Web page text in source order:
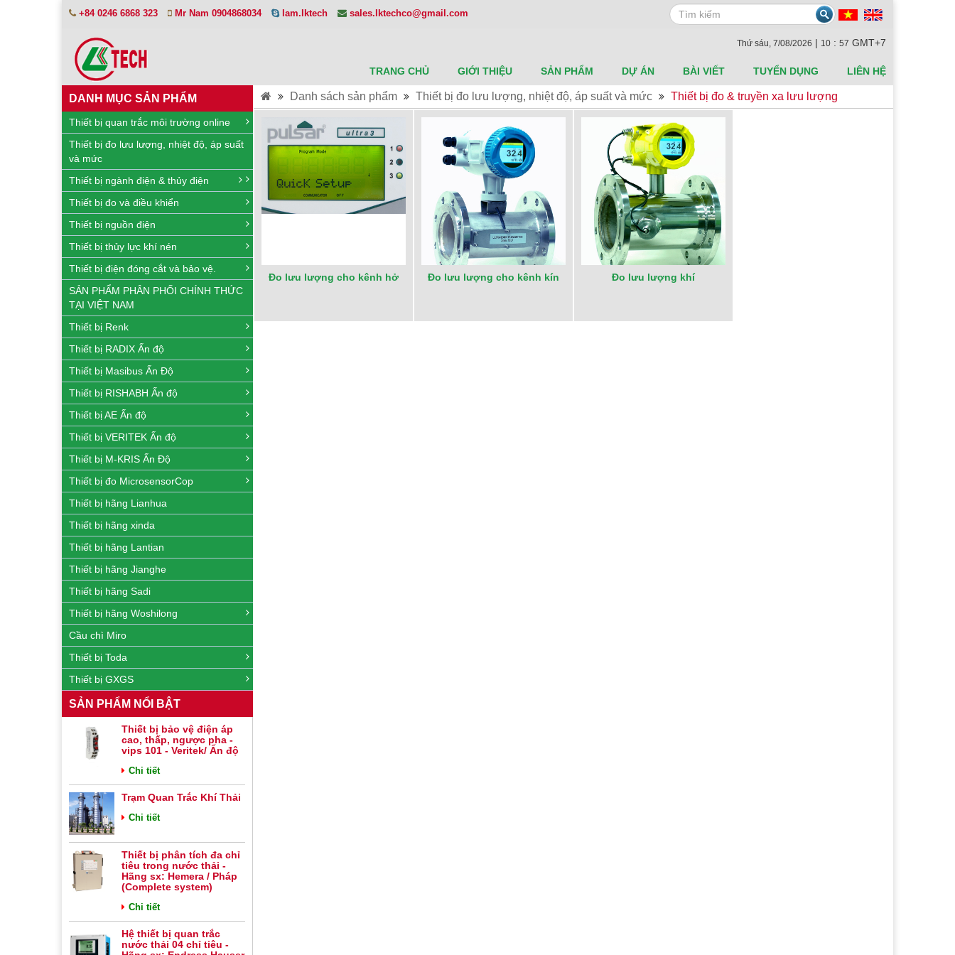
+84 0246 6868 323 Mr Nam 0904868034 lam.lktech sales.lktechco@gmail.com Search
Thứ sáu, 7/08/2026 | 10: 57 GMT+7
TRANG CHỦ GIỚI THIỆU SẢN PHẨM DỰ ÁN BÀI VIẾT TUYỂN DỤNG LIÊN HỆ
DANH MỤC SẢN PHẨM
Thiết bị quan trắc môi trường online
Thiết bị đo lưu lượng, nhiệt độ, áp suất
và mức
Thiết bị ngành điện & thủy điện
Thiết bị đo và điều khiển
Thiết bị nguồn điện
Thiết bị thủy lực khí nén
Thiết bị điện đóng cắt và bảo vệ.
SẢN PHẨM PHÂN PHỐI CHÍNH THỨC
TẠI VIỆT NAM
Thiết bị Renk
Thiết bị RADIX Ấn độ
Thiết bị Masibus Ấn Độ
Thiết bị RISHABH Ấn độ
Thiết bị AE Ấn độ
Thiết bị VERITEK Ấn độ
Thiết bị M-KRIS Ấn Độ
Thiết bị đo MicrosensorCop
Thiết bị hãng Lianhua
Thiết bị hãng xinda
Thiết bị hãng Lantian
Thiết bị hãng Jianghe
Thiết bị hãng Sadi
Thiết bị hãng Woshilong
Cầu chì Miro
Thiết bị Toda
Thiết bị GXGS
SẢN PHẨM NỔI BẬT
Thiết bị bảo vệ điện áp
cao, thấp, ngược pha -
vips 101 - Veritek/ Ấn độ
Chi tiết
Trạm Quan Trắc Khí Thải
Chi tiết
Thiết bị phân tích đa chỉ
tiêu trong nước thải -
Hãng sx: Hemera / Pháp
(Complete system)
Chi tiết
Hệ thiết bị quan trắc
nước thải 04 chỉ tiêu -
Danh sách sản phẩm Thiết bị đo lưu lượng, nhiệt độ, áp suất và mức Thiết bị đo & truyền xa lưu lượng
Đo lưu lượng cho kênh hở Đo lưu lượng cho kênh kín Đo lưu lượng khí